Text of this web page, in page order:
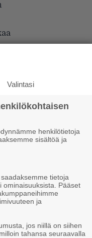
koskaan
nulikan
–
hevijätin
”He
uutta” –
nimeää
tehneet
Valintasi
henkilötietoja
sisältöä ja
tietoja
ominaisuuksista. Pääset
ja
jos niillä on siihen
tahansa seuraavalla